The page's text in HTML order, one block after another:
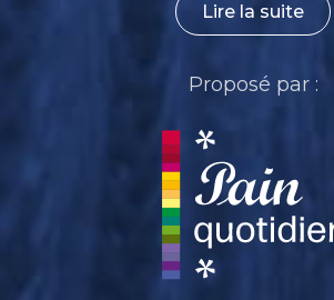
Lire la suite
Proposé par :